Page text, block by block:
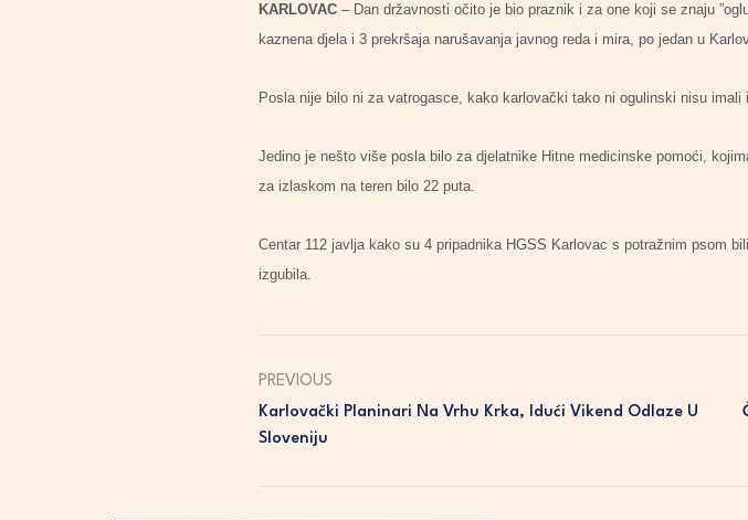
KARLOVAC – Dan državnosti očito je bio praznik i za one koji se znaju
kaznena djela i 3 prekršaja narušavanja javnog reda i mira, po jedan u
Posla nije bilo ni za vatrogasce, kako karlovački tako ni ogulinski nisu imali
Jedino je nešto više posla bilo za djelatnike Hitne medicinske pomoći,
za izlaskom na teren bilo 22 puta.
Centar 112 javlja kako su 4 pripadnika HGSS Karlovac s potražnim psom
izgubila.
PREVIOUS
Karlovački Planinari Na Vrhu Krka, Idući Vikend Odlaze U
Sloveniju